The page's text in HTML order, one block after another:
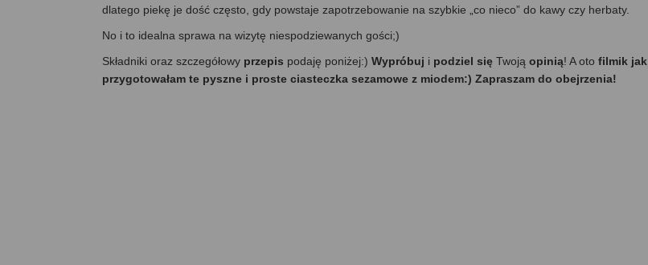
dlatego piekę je dość często, gdy powstaje zapotrzebowanie na szybkie „co nieco” do kawy czy herbaty.
No i to idealna sprawa na wizytę niespodziewanych gości;)
Składniki oraz szczegółowy przepis podaję poniżej:) Wypróbuj i podziel się Twoją opinią! A oto filmik jak
przygotowałam te pyszne i proste ciasteczka sezamowe z miodem:) Zapraszam do obejrzenia!